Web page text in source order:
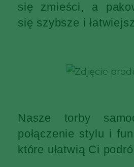
się zmieści, a
się szybsze i
Nasze torby
połączenie stylu i
które ułatwią Ci